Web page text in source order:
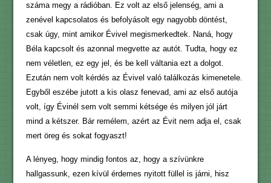
száma megy a rádióban. Ez volt az első jelenség, ami a
zenével kapcsolatos és befolyásolt egy nagyobb döntést,
csak úgy, mint amikor Évivel megismerkedtek. Naná, hogy
Béla kapcsolt és azonnal megvette az autót. Tudta, hogy ez
nem véletlen, ez egy jel, és be kell váltania ezt a dolgot.
Ezután nem volt kérdés az Évivel való találkozás kimenetele.
Egyből eszébe jutott a kis olasz fenevad, ami az első autója
volt, így Évinél sem volt semmi kétsége és milyen jól járt
mind a kétszer. Bár remélem, azért az Évit nem adja el, csak
mert öreg és sokat fogyaszt!
A lényeg, hogy mindig fontos az, hogy a szívünkre
hallgassunk, ezen kívül érdemes nyitott füllel is járni, hisz